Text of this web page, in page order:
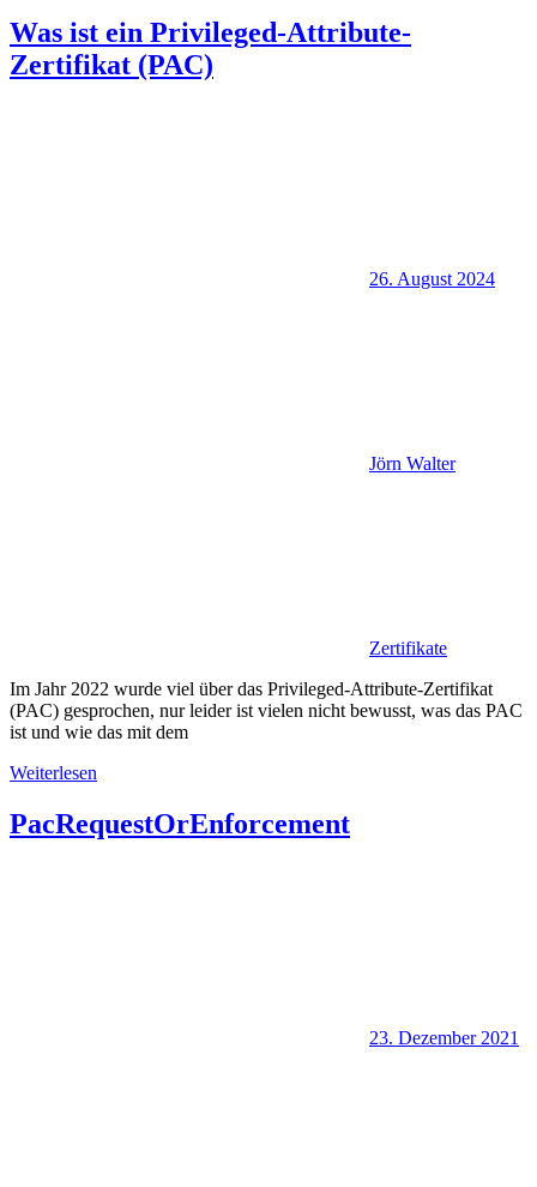
Was ist ein Privileged-Attribute-
Zertifikat (PAC)
26. August 2024
Jörn Walter
Zertifikate
Im Jahr 2022 wurde viel über das Privileged-Attribute-Zertifikat
(PAC) gesprochen, nur leider ist vielen nicht bewusst, was das PAC
ist und wie das mit dem
Weiterlesen
PacRequestOrEnforcement
23. Dezember 2021